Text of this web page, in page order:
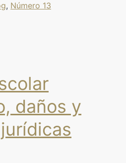
, Número 13
daños y